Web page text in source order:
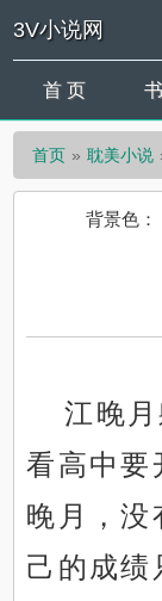
3V小说网
首 页
首页 耽美小说
背景色：
江晚
看高中要
晚月，没
己的成绩